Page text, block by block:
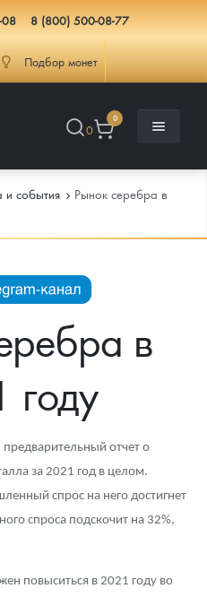
8 (800) 500-08-77
Подбор монет
0
0
драгметаллов
золота, серебра, платины на
и события
Рынок серебра в
в
году
отчет о
за 2021 год в целом.
спрос на него достигнет
спроса подскочит на 32%,
повыситься в 2021 году во